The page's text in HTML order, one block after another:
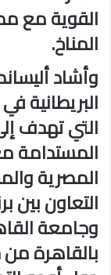
القوية مع
المناخ.
وأشاد
البريطانية
التي تهدف
المستدامة
المصرية
التعاون بين
وجامعة
بالقاهرة